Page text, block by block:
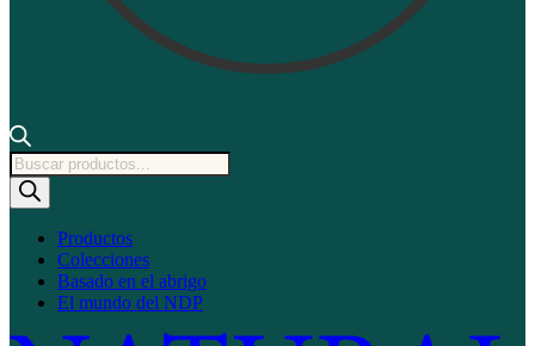
Búsqueda
de
productos
Productos
Colecciones
Basado en el abrigo
El mundo del NDP